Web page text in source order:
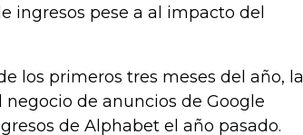
ingresos pese a al impacto del
los primeros tres meses del año, la
de anuncios de Google
de Alphabet el año pasado.